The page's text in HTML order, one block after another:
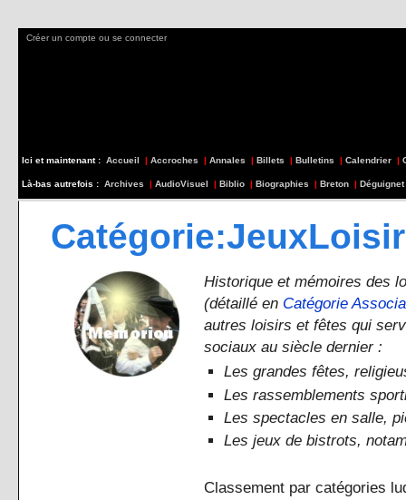
Créer un compte ou se connecter
Ici et maintenant : Accueil | Accroches | Annales | Billets | Bulletins | Calendrier |
Là-bas autrefois : Archives | AudioVisuel | Biblio | Biographies | Breton | Déguignet
Historique et mémoires des
(détaillé en Catégorie
autres loisirs et fêtes qui
sociaux au siècle dernier :
Les grandes fêtes,
Les rassemblements
Les spectacles en salle,
Les jeux de bistrots,
Classement par catégories